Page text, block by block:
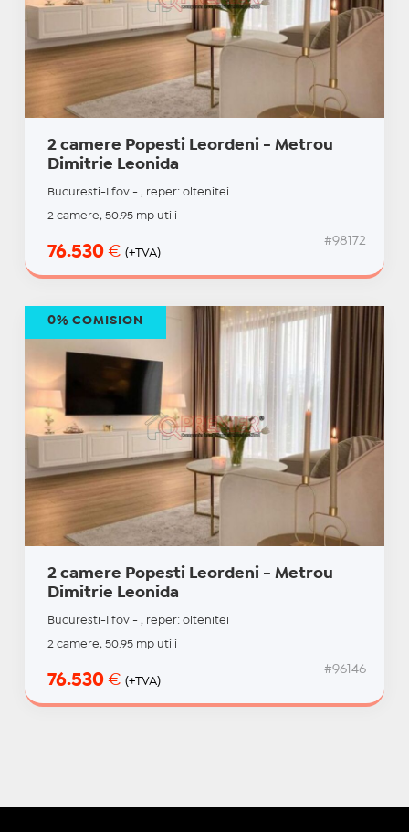
2 camere Popesti Leordeni - Metrou
Dimitrie Leonida
Bucuresti-Ilfov - , reper: oltenitei
2 camere, 50.95 mp utili
76.530 € (+TVA)
#98172
2 camere Popesti Leordeni - Metrou
Dimitrie Leonida
Bucuresti-Ilfov - , reper: oltenitei
2 camere, 50.95 mp utili
76.530 € (+TVA)
#96146
0% COMISION